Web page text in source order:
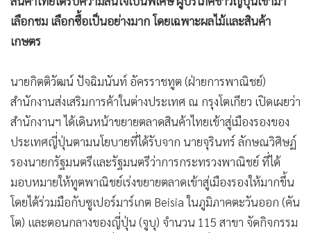
• วิทยาศาสตร์
• SMEs
• อินโดจีน
• กองทุนรวม
• Celeb Online
• Factcheck
• ญี่ปุ่น
• News1
•
เลือกชม เลือกซื้อเป็นอย่างมาก โดยเฉพาะผลไม้และสินค้า
เกษตร
นายกิตติวัฒน์ ปัจฉิมนันท์ อัครราชทูต (ฝ่ายการพาณิชย์)
สำนักงานส่งเสริมการค้าในต่างประเทศ ณ กรุงโตเกียว เปิดเผยว่า
สำนักงานฯ ได้เดินหน้าขยายตลาดสินค้าไทยเข้าสู่เมืองรองของ
ประเทศญี่ปุ่นตามนโยบายที่ได้รับจาก นายจุรินทร์ ลักษณวิศิษฏ์
รองนายกรัฐมนตรีและรัฐมนตรีว่าการกระทรวงพาณิชย์ ที่ได้
มอบหมายให้ทูตพาณิชย์เร่งขยายตลาดเข้าสู่เมืองรองให้มากขึ้น
โดยได้ร่วมมือกับซูเปอร์มาร์เกต Beisia ในภูมิภาคตะวันออก (คัน
โต) และตอนกลางของญี่ปุ่น (จูบุ) จำนวน 115 สาขา จัดกิจกรรม